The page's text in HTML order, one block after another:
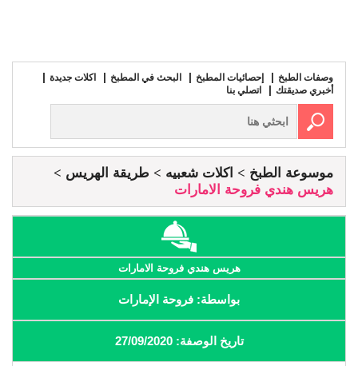
وصفات الطبخ إحصائيات المطبخ البحث في المطبخ
اكلات جديدة
أخبري صديقتك
اتصلي بنا
موسوعة الطبخ اكلات شعبيه
طريقة الهريس
هريس هندي فروحة الامارات
هريس هندي فروحة الامارات
بواسطة: فروحة الإمارات
تاريخ الوصفة: 27/09/2020